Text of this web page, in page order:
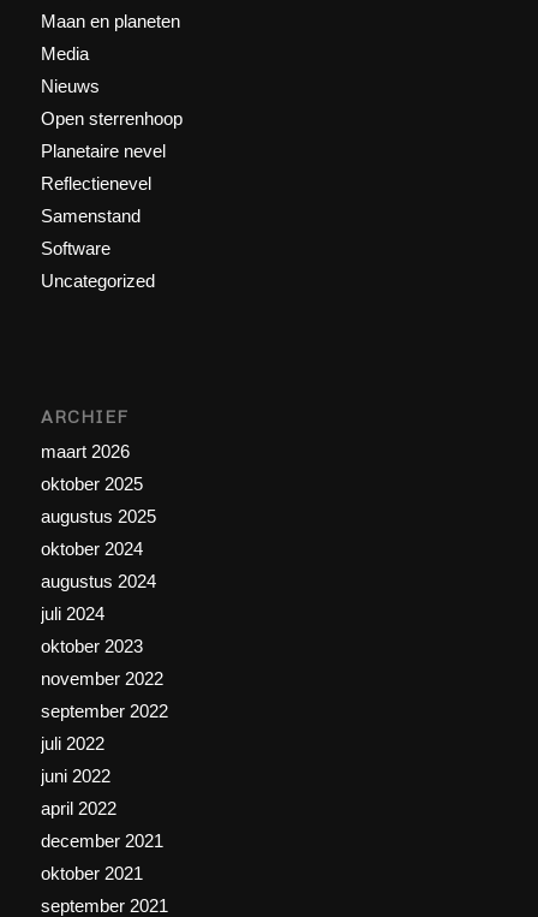
Maan en planeten
Media
Nieuws
Open sterrenhoop
Planetaire nevel
Reflectienevel
Samenstand
Software
Uncategorized
ARCHIEF
maart 2026
oktober 2025
augustus 2025
oktober 2024
augustus 2024
juli 2024
oktober 2023
november 2022
september 2022
juli 2022
juni 2022
april 2022
december 2021
oktober 2021
september 2021